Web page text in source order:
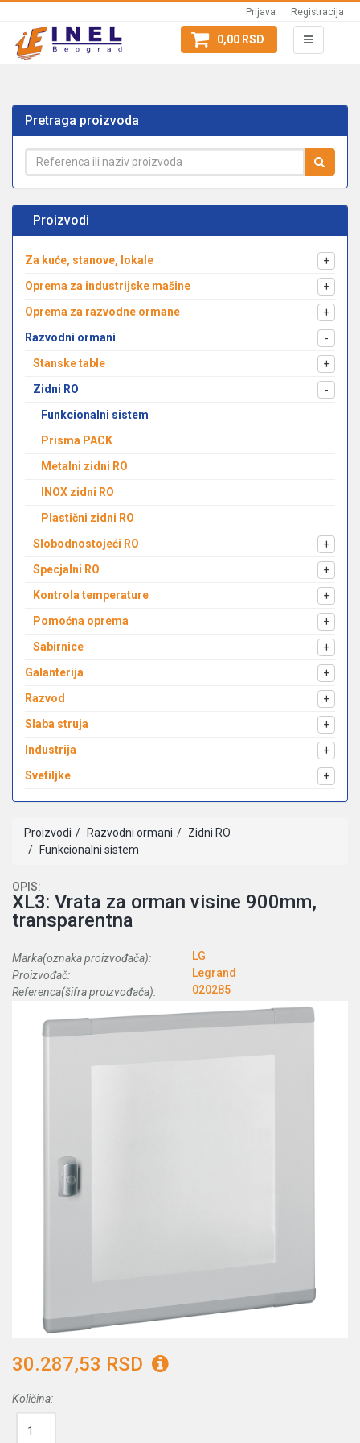
Prijava Registracija
0,00 RSD
Pretraga proizvoda
Proizvodi
Za kuće, stanove, lokale
+
Oprema za industrijske mašine
+
Oprema za razvodne ormane
+
Razvodni ormani
-
Stanske table
+
Zidni RO
-
Funkcionalni sistem
Prisma PACK
Metalni zidni RO
INOX zidni RO
Plastični zidni RO
Slobodnostojeći RO
+
Specjalni RO
+
Kontrola temperature
+
Pomoćna oprema
+
Sabirnice
+
Galanterija
+
Razvod
+
Slaba struja
+
Industrija
+
Svetiljke
+
Proizvodi Razvodni ormani
Zidni RO
Funkcionalni sistem
OPIS:
XL3: Vrata za orman visine 900mm,
transparentna
Marka(oznaka proizvođača):
LG
Proizvođač:
Legrand
Referenca(šifra proizvođača):
020285
30.287,53 RSD
Količina: